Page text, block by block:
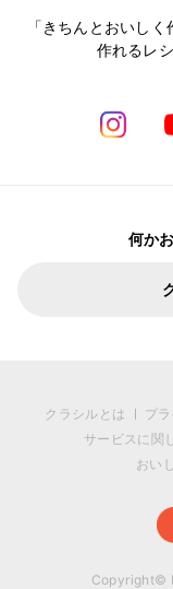
「きちんとおいし
作れるレ
何か
クラシルとは プ
サービスに関
おい
Copyright©